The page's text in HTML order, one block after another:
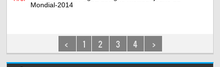
Mondial-2014
< 1 2 3 4 >